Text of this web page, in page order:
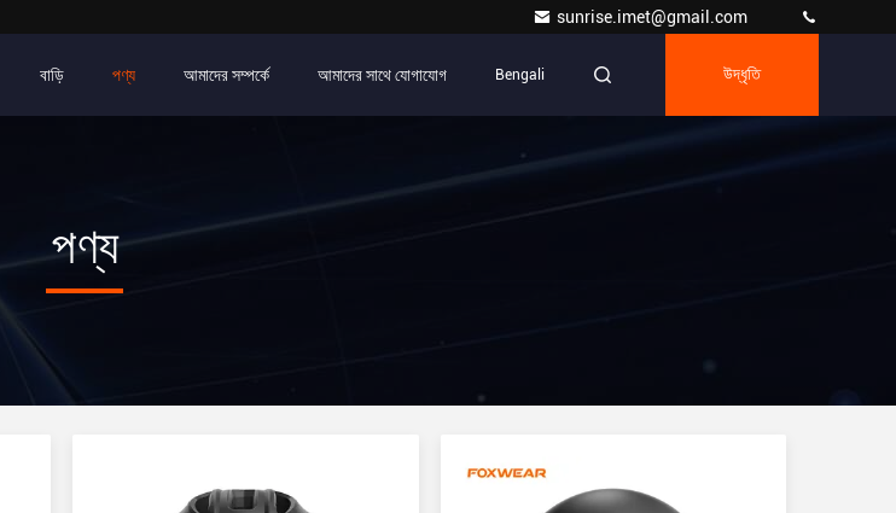
sunrise.imet@gmail.com
বাড়ি পণ্য আমাদের সম্পর্কে আমাদের সাথে যোগাযোগ Bengali উদ্ধৃতি
পণ্য